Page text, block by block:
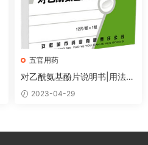
五官用药
对乙酰氨基酚片说明书|用法用
量|注意事项
2023-04-29